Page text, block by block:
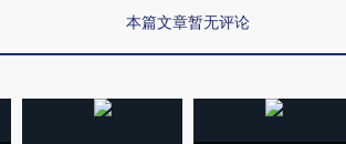
本篇文章暂无评论